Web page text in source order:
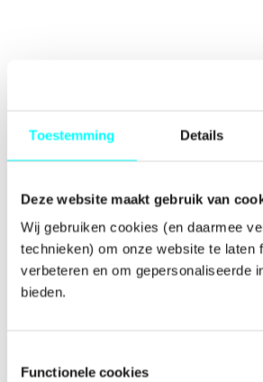
Toestemming Details
Deze website maakt gebruik van
Wij gebruiken cookies (en daarmee
technieken) om onze website te laten
verbeteren en om gepersonaliseerde
bieden.
Functionele cookies